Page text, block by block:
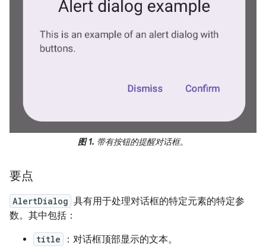
图 1. 带有按钮的提醒对话框。
要点
AlertDialog 具有用于处理对话框的特定元素的特定参
数。其中包括：
title ：对话框顶部显示的文本。